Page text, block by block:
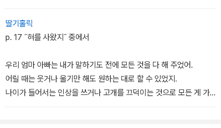
딸기홀릭
p. 17 ˝혀를 사왔지˝ 중에서
우리 엄마 아빠는 내가 말하기도 전에 모든 것을 다 해 주었어.
어릴 때는 웃거나 울기만 해도 원하는 대로 할 수 있었지.
나이가 들어서는 인상을 쓰거나 고개를 끄덕이는 것으로 모든 게 가
능했고.